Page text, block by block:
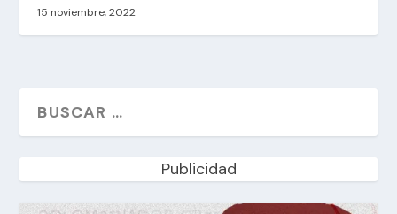
15 noviembre, 2022
Publicidad